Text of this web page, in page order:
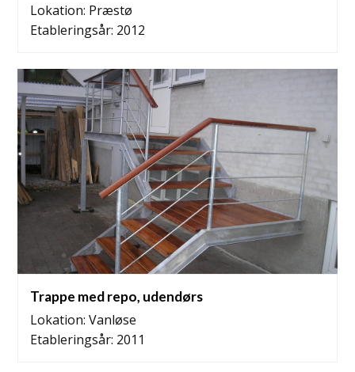
Lokation: Præstø
Etableringsår: 2012
Trappe med repo, udendørs
Lokation: Vanløse
Etableringsår: 2011